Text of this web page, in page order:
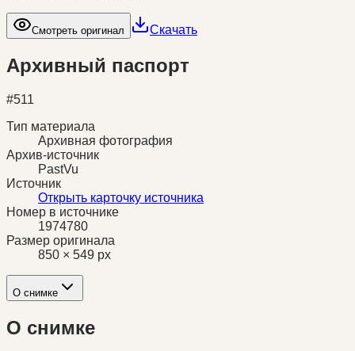
Смотреть оригинал Скачать
Архивный паспорт
#511
Тип материала
Архивная фотография
Архив-источник
PastVu
Источник
Открыть карточку источника
Номер в источнике
1974780
Размер оригинала
850 × 549 px
О снимке
О снимке